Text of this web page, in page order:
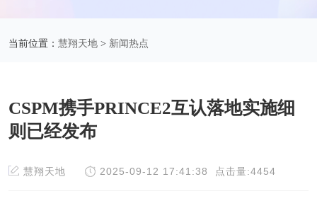
当前位置： 慧翔天地> 新闻热点
CSPM携手PRINCE2互认落地实施细
则已经发布
慧翔天地 2025-09-12 17:41:38 点击量:4454